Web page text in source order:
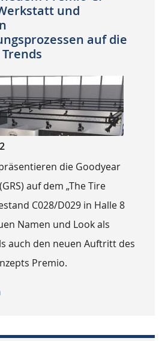
und
auf die
die Goodyear
auf dem „The Tire
C028/D029 in Halle 8
Namen und Look als
auch den neuen Auftritt des
Premio.